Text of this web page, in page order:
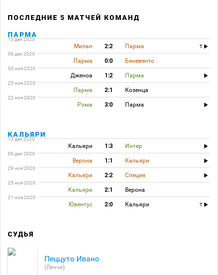
ПОСЛЕДНИЕ 5 МАТЧЕЙ КОМАНД
ПАРМА
13 дек 2020
Милан 2:2 Парма
T
06 дек 2020
Парма 0:0 Беневенто
30 ноя 2020
Дженоа 1:2 Парма
25 ноя 2020
Парма 2:1 Козенца
22 ноя 2020
Рома 3:0 Парма
КАЛЬЯРИ
13 дек 2020
Кальяри 1:3 Интер
06 дек 2020
Верона 1:1 Кальяри
29 ноя 2020
Кальяри 2:2 Специя
25 ноя 2020
Кальяри 2:1 Верона
21 ноя 2020
Ювентус 2:0 Кальяри T
СУДЬЯ
Пеццуто Ивано
(Лечче)